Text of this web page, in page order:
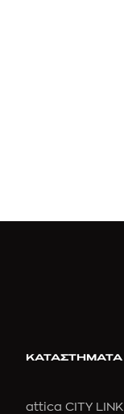
ΚΑΤΑΣΤΗΜΑΤΑ
attica CITY LINK